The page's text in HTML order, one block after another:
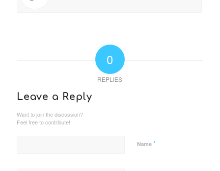
0
REPLIES
Leave a Reply
Want to join the discussion?
Feel free to contribute!
Name *